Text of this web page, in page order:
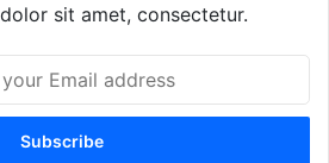
sit amet, consectetur.